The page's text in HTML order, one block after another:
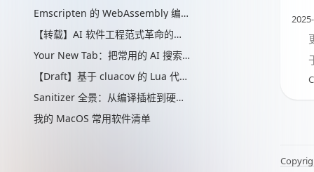
Emscripten 的 WebAssembly 编译实现解析
【转载】AI 软件工程范式革命的思考
Your New Tab：把常用的 AI 搜索放进新标签页
【Draft】基于 cluacov 的 Lua 代码分支覆盖率统计：从行级近似到指令级精确
Sanitizer 全景：从编译插桩到硬件标签的内存安全检测演进
我的 MacOS 常用软件清单